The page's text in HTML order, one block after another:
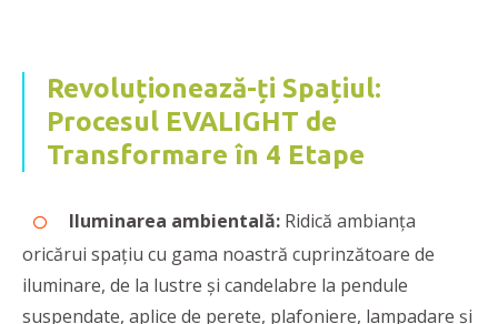
Revoluționează-ți Spațiul:
Procesul EVALIGHT de
Transformare în 4 Etape
Iluminarea ambientală: Ridică ambianța
oricărui spațiu cu gama noastră cuprinzătoare de
iluminare, de la lustre și candelabre la pendule
suspendate, aplice de perete, plafoniere, lampadare și